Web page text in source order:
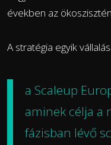
években az
A stratégia egyik
a Scaleup
aminek célja a
fázisban lévő